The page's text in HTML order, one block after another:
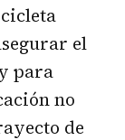
el
para
no
de